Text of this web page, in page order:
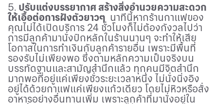
5. ปรับแต่งบรรยากาศ สร้างสิ่งอำนวยความสะดวก
ให้เอื้อต่อการฝังตัวยาวๆ นาทีนี้หากร้านกาแฟของ
คุณไม่ได้เปิดบริการ 24 ชั่วโมงก็ไม่ต้องกังวลไปว่า
การมีลูกค้ามานั่งปักหลักในร้านนานๆ จะทำให้เสีย
โอกาสในการทำเงินกับลูกค้ารายอื่น เพราะมีพื้นที่
รองรับไม่เพียงพอ ซึ่งตามหลักความเป็นจริงบน
บรรทัดฐานและสามัญสำนึกแล้ว ทุกคนมีจิตสำนึก
มากพอที่อยู่แค่เพียงชั่วระยะเวลาหนึ่ง ไม่นั่งนิ่งอิง
อยู่ได้ด้วยกาแฟแค่เพียงแก้วเดียว โดยไม่หิวหรือสั่ง
อาหารอย่างอื่นทานเพิ่ม เพราะลูกค้าที่มานั่งอยู่ใน